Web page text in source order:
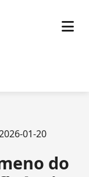
01-20
do